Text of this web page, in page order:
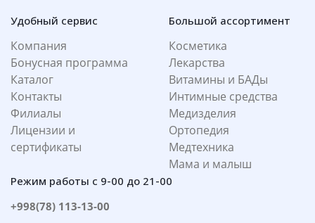
Удобный сервис
Компания
Бонусная программа
Каталог
Контакты
Филиалы
Лицензии и
сертификаты
Большой ассортимент
Косметика
Лекарства
Витамины и БАДы
Интимные средства
Медизделия
Ортопедия
Медтехника
Мама и малыш
Режим работы с 9-00 до 21-00
+998(78) 113-13-00